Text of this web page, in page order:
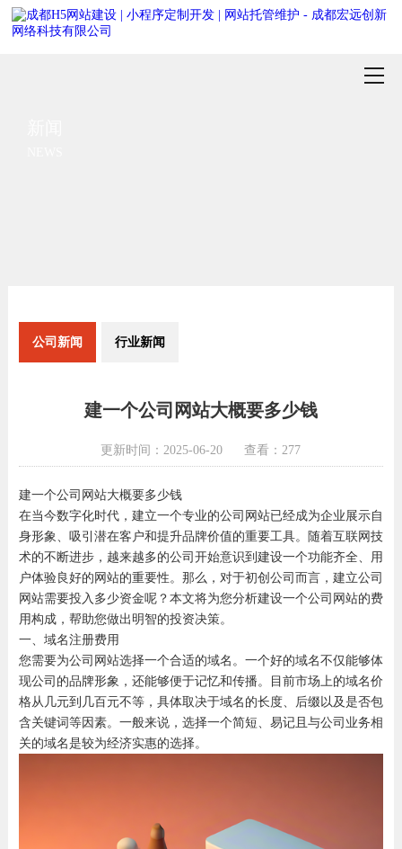
公司新闻 行业新闻
建一个公司网站大概要多少钱
更新时间：2025-06-20 查看：277
建一个公司网站大概要多少钱
在当今数字化时代，建立一个专业的公司网站已经成为企业展示自
身形象、吸引潜在客户和提升品牌价值的重要工具。随着互联网技
术的不断进步，越来越多的公司开始意识到建设一个功能齐全、用
户体验良好的网站的重要性。那么，对于初创公司而言，建立公司
网站需要投入多少资金呢？本文将为您分析建设一个公司网站的费
用构成，帮助您做出明智的投资决策。
一、域名注册费用
您需要为公司网站选择一个合适的域名。一个好的域名不仅能够体
现公司的品牌形象，还能够便于记忆和传播。目前市场上的域名价
格从几元到几百元不等，具体取决于域名的长度、后缀以及是否包
含关键词等因素。一般来说，选择一个简短、易记且与公司业务相
关的域名是较为经济实惠的选择。